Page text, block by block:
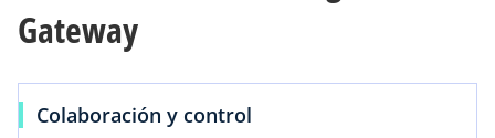
Gateway
Colaboración y control